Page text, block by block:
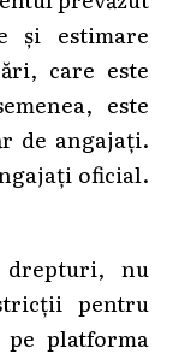
și estimare
care este
este
de angajați.
oficial.
nu
pentru
pe platforma